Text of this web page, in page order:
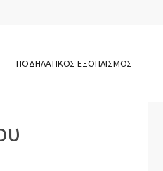
ΠΟΔΗΛΑΤΙΚΟΣ ΕΞΟΠΛΙΣΜΟΣ